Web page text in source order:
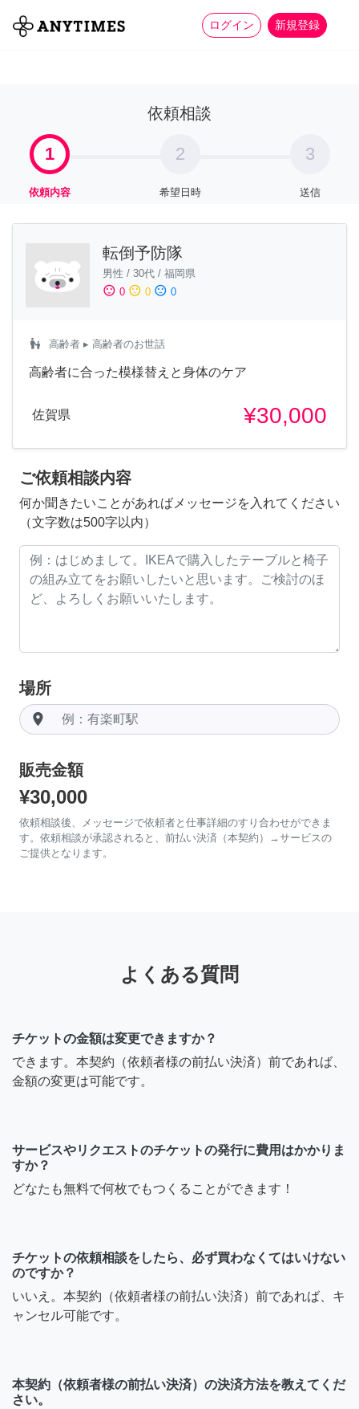
ログイン 新規登録
全て 家事 more_horiz
依頼相談
1
依頼内容
2
希望日時
3
送信
転倒予防隊
男性 / 30代 / 福岡県
sentiment_satisfied 0 sentiment_neutral 0 sentiment_dissatisfied 0
escalator_warning 高齢者 ▸ 高齢者のお世話
高齢者に合った模様替えと身体のケア
佐賀県 ¥30,000
ご依頼相談内容
何か聞きたいことがあればメッセージを入れてください
（文字数は500字以内）
場所
room
販売金額
¥30,000
依頼相談後、メッセージで依頼者と仕事詳細のすり合わせができま
す。依頼相談が承認されると、前払い決済（本契約）→サービスの
ご提供となります。
よくある質問
チケットの金額は変更できますか？
できます。本契約（依頼者様の前払い決済）前であれば、
金額の変更は可能です。
サービスやリクエストのチケットの発行に費用はかかりま
すか？
どなたも無料で何枚でもつくることができます！
チケットの依頼相談をしたら、必ず買わなくてはいけない
のですか？
いいえ。本契約（依頼者様の前払い決済）前であれば、キ
ャンセル可能です。
本契約（依頼者様の前払い決済）の決済方法を教えてくだ
さい。